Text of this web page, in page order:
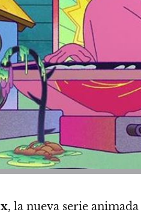
, la nueva serie animada